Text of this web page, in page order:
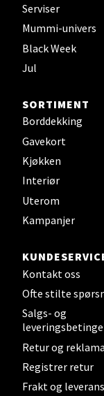
Serviser
Mummi-univers
Black Week
Jul
SORTIMENT
Borddekking
Gavekort
Kjøkken
Interiør
Uterom
Kampanjer
Kontakt oss
Ofte stilte
Salgs- og
Retur og
Registrer retur
Frakt og
Sjøfartsgata
Åpent i dag
0 i butikk
Leirvik -
Torgbakken
Åpent i dag
0 i butikk